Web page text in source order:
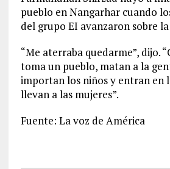
pueblo en Nangarhar cuando
del grupo EI avanzaron sobre
“Me aterraba quedarme”, dijo.
toma un pueblo, matan a la
importan los niños y entran en
llevan a las mujeres”.
Fuente: La voz de América